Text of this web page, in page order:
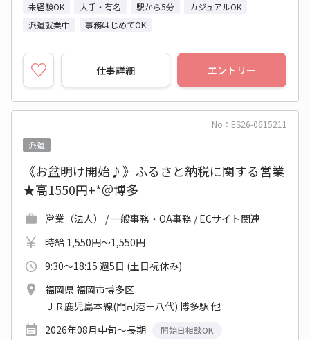
未経験OK 大手・有名 駅から5分
カジュアルOK
派遣就業中
事務はじめてOK
仕事詳細 エントリー
No：ES26-0615211
派遣
《お盆明け開始♪》ふるさと納税に関する営業
★高1550円+*＠博多
営業（法人） / 一般事務・OA事務 / ECサイト関連
時給 1,550円～1,550円
9:30～18:15 週5日 (土日祝休み)
福岡県 福岡市博多区
ＪＲ鹿児島本線(門司港－八代) 博多駅 他
2026年08月中旬～長期
開始日相談OK